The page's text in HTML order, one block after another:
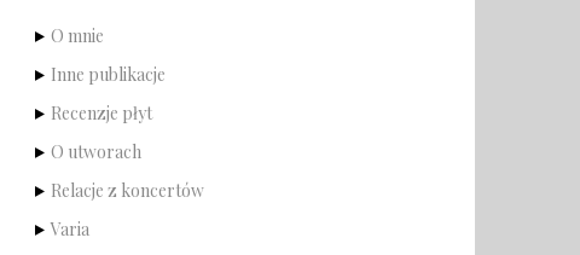
O mnie
Inne publikacje
Recenzje płyt
O utworach
Relacje z koncertów
Varia